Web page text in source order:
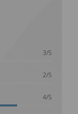
3/5
2/5
4/5